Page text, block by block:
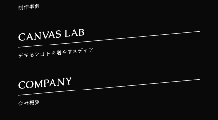
制作事例
CANVAS LAB
デキるシゴトを増やすメディア
COMPANY
会社概要